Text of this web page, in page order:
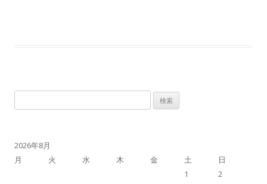
索:
2026年8月
月
火 水 木 金 土
日
1
2